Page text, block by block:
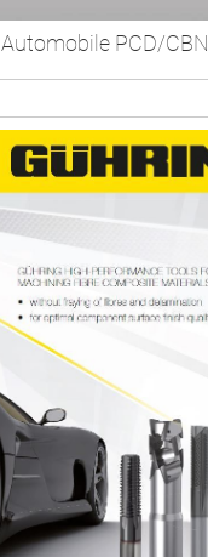
Automobile PCD/CBN